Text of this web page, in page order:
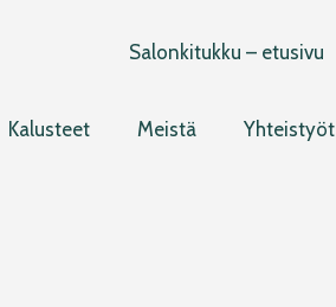
Kalusteet Meistä Yhteistyöt